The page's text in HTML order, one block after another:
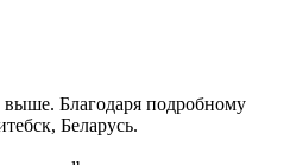
выше. Благодаря подробному
Беларусь.